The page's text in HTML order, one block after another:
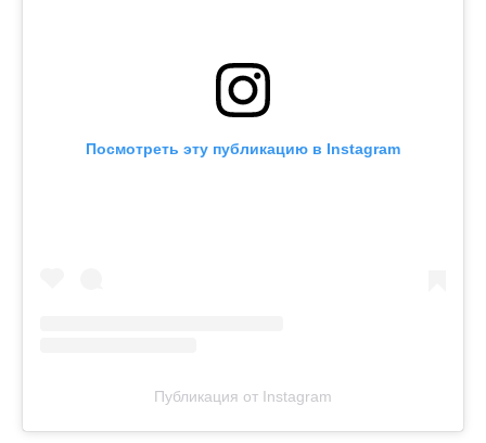
Посмотреть эту публикацию в Instagram
Публикация от Instagram